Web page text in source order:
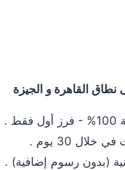
القاهرة و الجيزة
.
30 يوم .
(بدون رسوم إضافية) .